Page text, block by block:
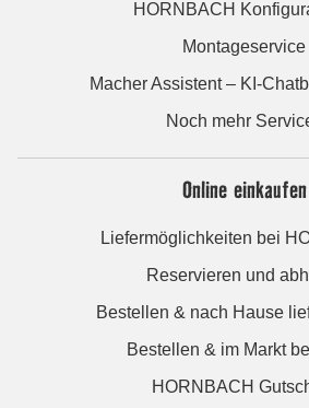
HORNBACH
Montageservice
Macher Assistent – KI-
Noch mehr
Online einkaufen
Liefermöglichkeiten bei
Reservieren und
Bestellen & nach Hause
Bestellen & im Markt
HORNBACH